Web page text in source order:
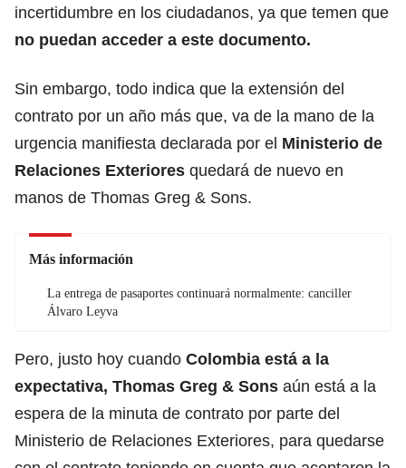
incertidumbre en los ciudadanos, ya que temen que
no puedan acceder a este documento.
Sin embargo, todo indica que la extensión del
contrato por un año más que, va de la mano de la
urgencia manifiesta declarada por el Ministerio de
Relaciones Exteriores quedará de nuevo en
manos de Thomas Greg & Sons.
Más información
La entrega de pasaportes continuará normalmente: canciller
Álvaro Leyva
Pero, justo hoy cuando Colombia está a la
expectativa, Thomas Greg & Sons aún está a la
espera de la minuta de contrato por parte del
Ministerio de Relaciones Exteriores, para quedarse